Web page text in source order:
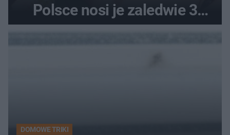
Polsce nosi je zaledwie 3
kobiety
DOMOWE TRIKI